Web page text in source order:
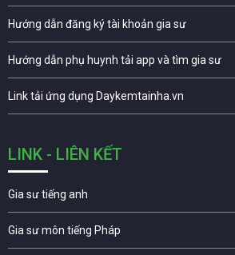
Hướng dẫn đăng ký tài khoản gia sư
Hướng dẫn phụ huynh tải app và tìm gia sư
Link tải ứng dụng Daykemtainha.vn
LINK - LIÊN KẾT
Gia sư tiếng anh
Gia sư môn tiếng Pháp